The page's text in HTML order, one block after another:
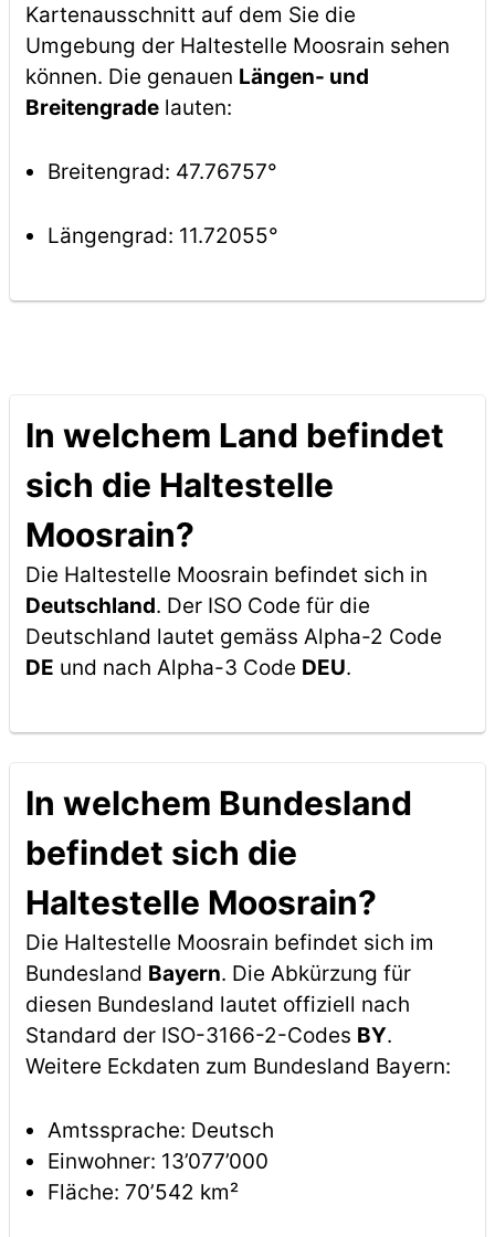
Kartenausschnitt auf dem Sie die
Umgebung der Haltestelle Moosrain sehen
können. Die genauen Längen- und
Breitengradelauten:
Breitengrad: 47.76757°
Längengrad: 11.72055°
In welchem Land befindet
sich die Haltestelle
Moosrain?
Die Haltestelle Moosrain befindet sich in
Deutschland. Der ISO Code für die
Deutschland lautet gemäss Alpha-2 Code
DE und nach Alpha-3 Code DEU.
In welchem Bundesland
befindet sich die
Haltestelle Moosrain?
Die Haltestelle Moosrain befindet sich im
Bundesland Bayern. Die Abkürzung für
diesen Bundesland lautet offiziell nach
Standard der ISO-3166-2-Codes BY.
Weitere Eckdaten zum Bundesland Bayern:
Amtssprache: Deutsch
Einwohner: 13’077’000
Fläche: 70’542 km²